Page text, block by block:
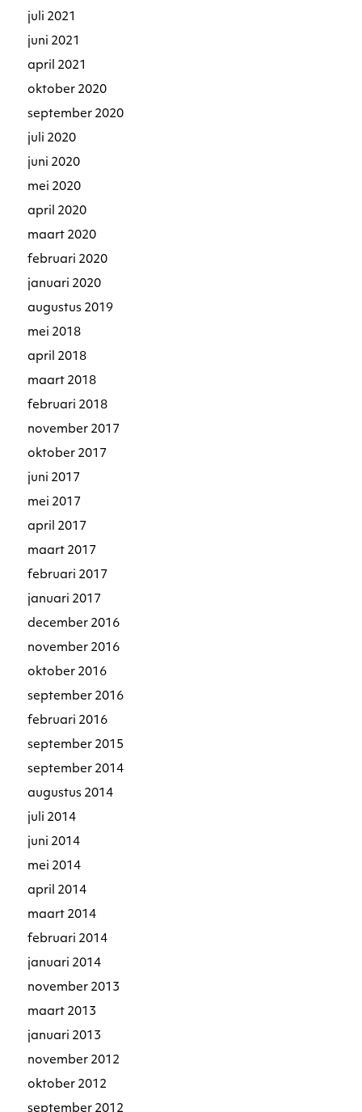
juli 2021
juni 2021
april 2021
oktober 2020
september 2020
juli 2020
juni 2020
mei 2020
april 2020
maart 2020
februari 2020
januari 2020
augustus 2019
mei 2018
april 2018
maart 2018
februari 2018
november 2017
oktober 2017
juni 2017
mei 2017
april 2017
maart 2017
februari 2017
januari 2017
december 2016
november 2016
oktober 2016
september 2016
februari 2016
september 2015
september 2014
augustus 2014
juli 2014
juni 2014
mei 2014
april 2014
maart 2014
februari 2014
januari 2014
november 2013
maart 2013
januari 2013
november 2012
oktober 2012
september 2012